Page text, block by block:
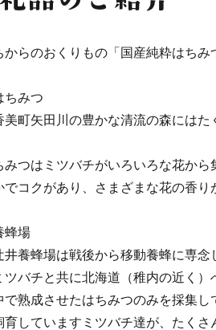
からのおくりもの「国産純粋はちみ
ちみつ
美町矢田川の豊かな清流の森にはた
みつはミツバチがいろいろな花から
でコクがあり、さまざまな花の香り
蜂場
井養蜂場は戦後から移動養蜂に専念
ツバチと共に北海道（稚内の近く）
で熟成させたはちみつのみを採集し
育していますミツバチ達が、たく